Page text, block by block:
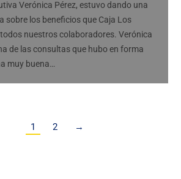
Verónica Pérez, estuvo dando una
sobre los beneficios que Caja Los
nuestros colaboradores. Verónica
de las consultas que hubo en forma
muy buena…
1 2 →